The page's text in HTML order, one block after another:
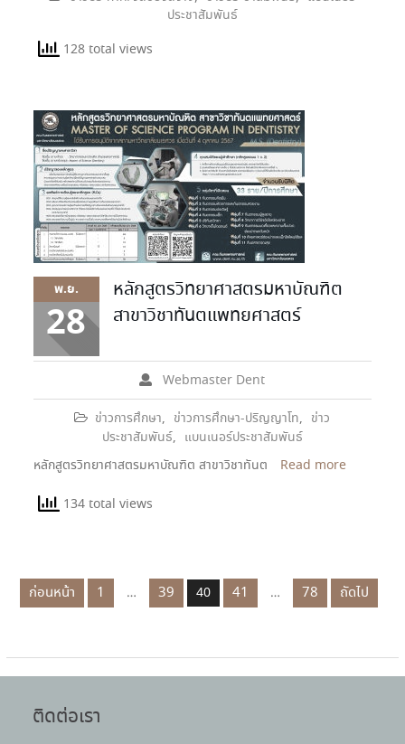
ประชาสัมพันธ์
128 total views
พ.ย.
28
หลักสูตรวิทยาศาสตรมหาบัณฑิต
สาขาวิชาทันตแพทยศาสตร์
Webmaster Dent
ข่าวการศึกษา, ข่าวการศึกษา-ปริญญาโท, ข่าว
ประชาสัมพันธ์, แบนเนอร์ประชาสัมพันธ์
หลักสูตรวิทยาศาสตรมหาบัณฑิต สาขาวิชาทันต
Read more
134 total views
ก่อนหน้า 1 … 39 40 41 … 78 ถัดไป
ติดต่อเรา